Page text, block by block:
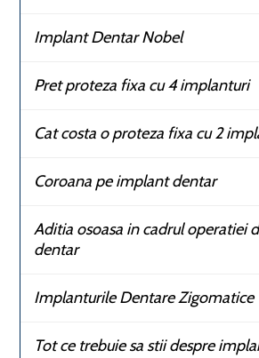
Implant Dentar Nobel
Pret proteza fixa cu 4 implanturi
Cat costa o proteza fixa cu 2
Coroana pe implant dentar
Aditia osoasa in cadrul operatiei
dentar
Implanturile Dentare Zigomatice
Tot ce trebuie sa stii despre